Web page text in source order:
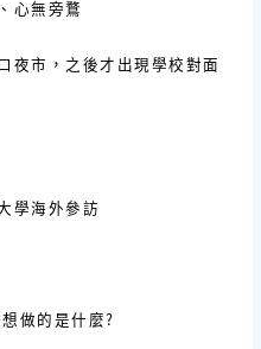
心無旁鶩
夜市，之後才出現學校對面
學海外參訪
做的是什麼?